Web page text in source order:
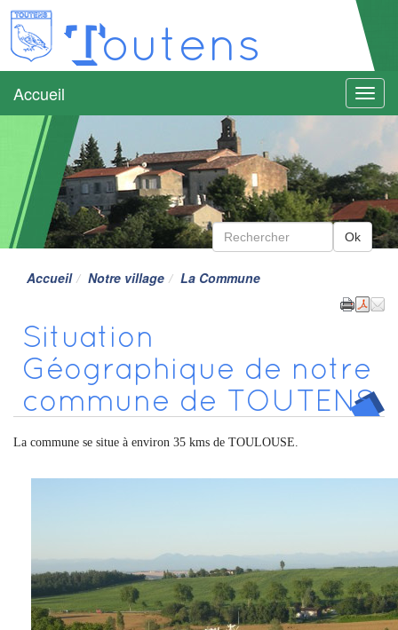
Toutens
Menu
Accueil
Accueil Notre village La Commune
Situation
Géographique de notre
commune de TOUTENS
La commune se situe à environ 35 kms de TOULOUSE.